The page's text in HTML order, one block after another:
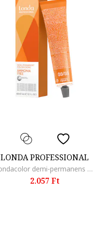
LONDA PROFESSIONAL
Londacolor demi-permanens hajfesték 0/68
2.057 Ft